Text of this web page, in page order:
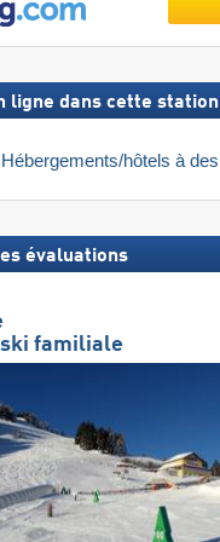
ligne dans cette station
Hébergements/hôtels à
évaluations
familiale